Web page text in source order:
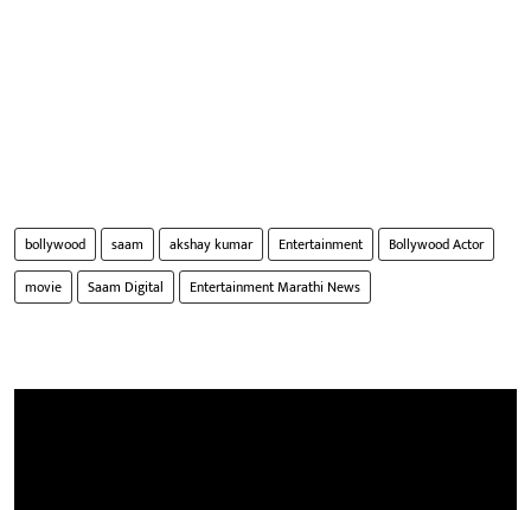
bollywood saam akshay kumar Entertainment
Bollywood Actor
movie
Saam Digital Entertainment Marathi News